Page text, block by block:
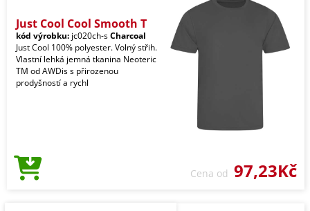
Just Cool Cool Smooth T
kód výrobku: jc020ch-sCharcoal
Just Cool 100% polyester. Volný střih.
Vlastní lehká jemná tkanina Neoteric
TM od AWDis s přirozenou
prodyšností a rychl
Cena od 97,23Kč